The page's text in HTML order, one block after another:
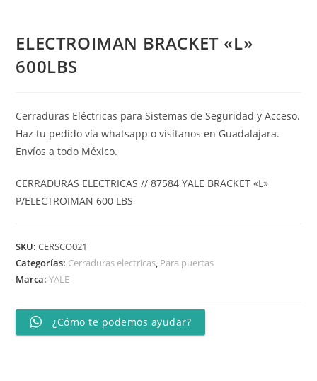
ELECTROIMAN BRACKET «L»
600LBS
Cerraduras Eléctricas para Sistemas de Seguridad y Acceso.
Haz tu pedido vía whatsapp o visítanos en Guadalajara.
Envíos a todo México.
CERRADURAS ELECTRICAS // 87584 YALE BRACKET «L»
P/ELECTROIMAN 600 LBS
SKU:CERSCO021
Categorías: Cerraduras electricas, Para puertas
Marca:YALE
¿Cómo te podemos ayudar?